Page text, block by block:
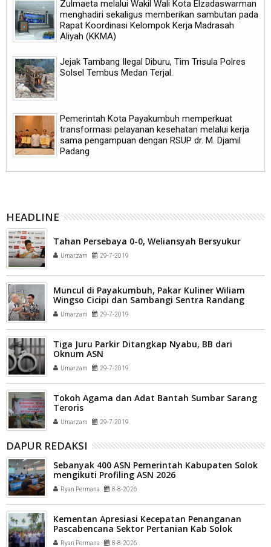
Zulmaeta melalui Wakil Wali Kota Elzadaswarman
menghadiri sekaligus memberikan sambutan pada
Rapat Koordinasi Kelompok Kerja Madrasah
Aliyah (KKMA)
Jejak Tambang Ilegal Diburu, Tim Trisula Polres
Solsel Tembus Medan Terjal.
Pemerintah Kota Payakumbuh memperkuat
transformasi pelayanan kesehatan melalui kerja
sama pengampuan dengan RSUP dr. M. Djamil
Padang
HEADLINE
Tahan Persebaya 0-0, Weliansyah Bersyukur
Umarzam 29-7-2019
Muncul di Payakumbuh, Pakar Kuliner Wiliam
Wingso Cicipi dan Sambangi Sentra Randang
Umarzam 29-7-2019
Tiga Juru Parkir Ditangkap Nyabu, BB dari
Oknum ASN
Umarzam 29-7-2019
Tokoh Agama dan Adat Bantah Sumbar Sarang
Teroris
Umarzam 29-7-2019
DAPUR REDAKSI
Sebanyak 400 ASN Pemerintah Kabupaten Solok
mengikuti Profiling ASN 2026
Ryan Permana 8-8-2026
Kementan Apresiasi Kecepatan Penanganan
Pascabencana Sektor Pertanian Kab Solok
Ryan Permana 8-8-2026